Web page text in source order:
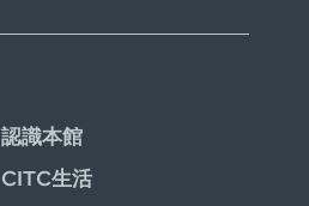
認識本館
CITC生活